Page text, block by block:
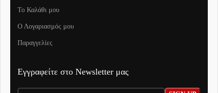
To Καλάθι μου
Ο Λογαριασμός μου
Παραγγελίες
Εγγραφείτε στο Newsletter μας